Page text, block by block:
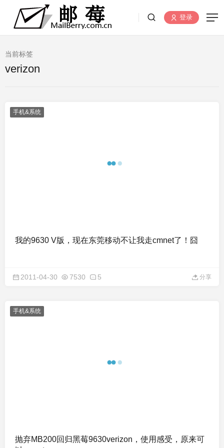
登录
当前标签
verizon
手机&系统
我的9630 V版，现在东莞移动不让我走cmnet了！囧
2011-04-30 7530 5 分享
手机&系统
抛弃MB200回归黑莓9630verizon，使用感受，原来可